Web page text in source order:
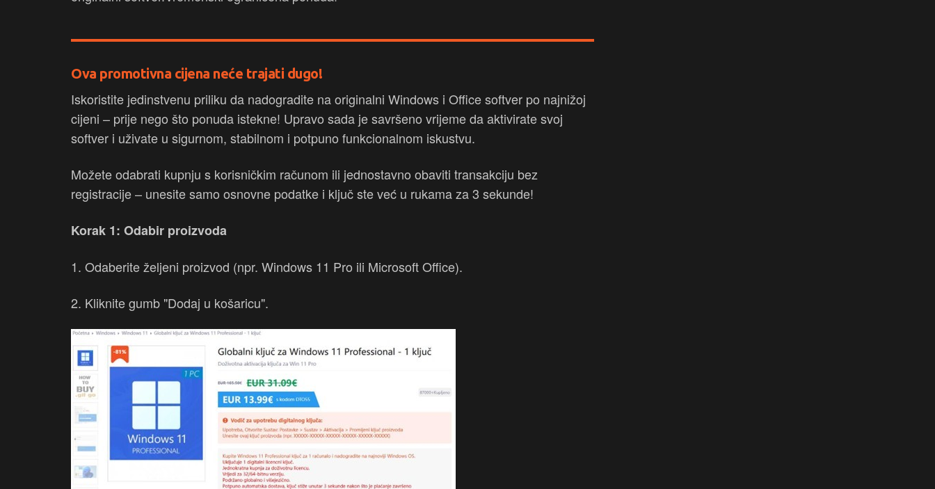
Ova promotivna cijena neće trajati dugo!
Iskoristite jedinstvenu priliku da nadogradite na originalni Windows i Office softver po najnižoj
cijeni – prije nego što ponuda istekne! Upravo sada je savršeno vrijeme da aktivirate svoj
softver i uživate u sigurnom, stabilnom i potpuno funkcionalnom iskustvu.
Možete odabrati kupnju s korisničkim računom ili jednostavno obaviti transakciju bez
registracije – unesite samo osnovne podatke i ključ ste već u rukama za 3 sekunde!
Korak 1: Odabir proizvoda
1. Odaberite željeni proizvod (npr. Windows 11 Pro ili Microsoft Office).
2. Kliknite gumb "Dodaj u košaricu".